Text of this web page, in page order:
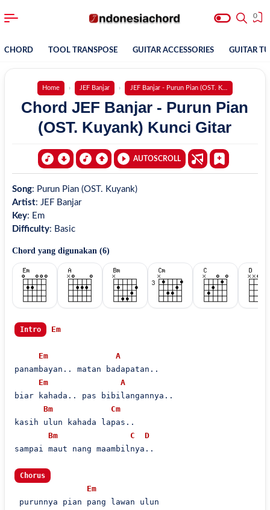
0
CHORD TOOL TRANSPOSE GUITAR ACCESSORIES GUITAR
Home JEF Banjar JEF Banjar - Purun Pian (OST. Kuyank)
Chord JEF Banjar - Purun Pian
(OST. Kuyank) Kunci Gitar
AUTOSCROLL
Song: Purun Pian (OST. Kuyank)
Artist: JEF Banjar
Key: Em
Difficulty: Basic
Chord yang digunakan (6)
Intro Em
Em
A
panambayan.. matan badapatan..
Em
A
biar kahada.. pas bibilangannya..
Bm
Cm
kasih ulun kahada lapas..
Bm
C
D
sampai maut nang maambilnya..
Chorus
Em
purunnya pian pang lawan ulun